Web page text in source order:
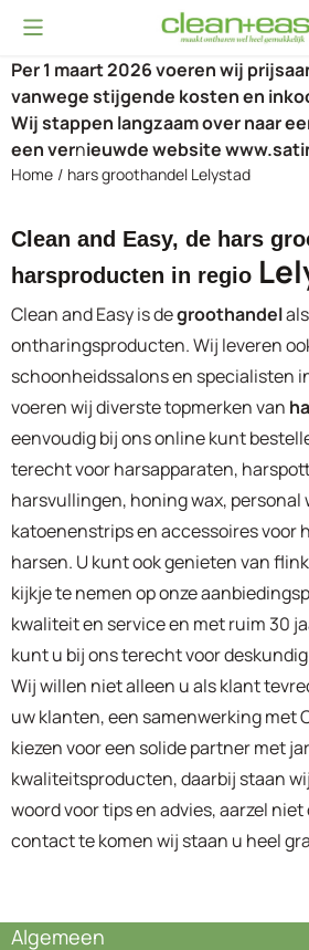
Cookievoorkeuren zijn momenteel
Per 1 maart 2026 voeren wij
vanwege stijgende kosten en
Wij stappen langzaam over naar
een vernieuwde website
Home / hars groothandel Lelystad
Clean and Easy, de hars
harsproducten in regio
Clean and Easy is degroothandel
ontharingsproducten. Wij leveren
schoonheidssalons en specialisten
voeren wij diverste topmerken van
eenvoudig bij ons online kunt
terecht voor harsapparaten,
harsvullingen, honing wax, personal
katoenenstrips en accessoires voor
harsen. U kunt ook genieten van
kijkje te nemen op onze
kwaliteit en service en met ruim 30
kunt u bij ons terecht voor
Wij willen niet alleen u als klant
uw klanten, een samenwerking met
kiezen voor een solide partner met
kwaliteitsproducten, daarbij staan
woord voor tips en advies, aarzel
contact te komen wij staan u heel
Algemeen